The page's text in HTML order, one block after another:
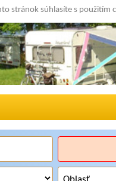
stránok súhlasíte s použitím